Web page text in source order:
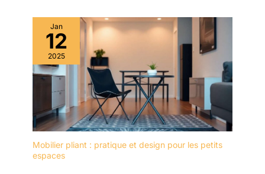
Jan
12
2025
Mobilier pliant : pratique et design pour les petits
espaces